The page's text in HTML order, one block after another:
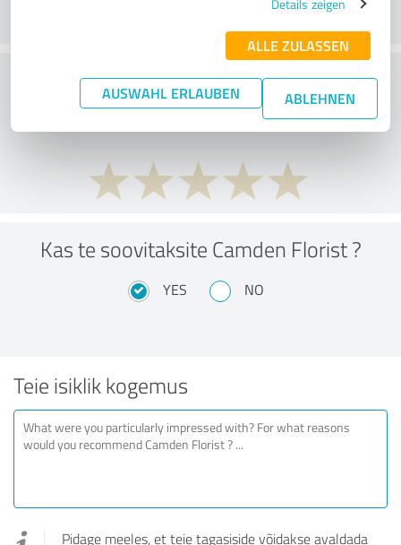
Details zeigen
ALLE ZULASSEN
AUSWAHL ERLAUBEN ABLEHNEN
What do you think of the price to
performance ratio?
Kas te soovitaksite Camden Florist ?
YES NO
Teie isiklik kogemus
Pidage meeles, et teie tagasiside võidakse avaldada